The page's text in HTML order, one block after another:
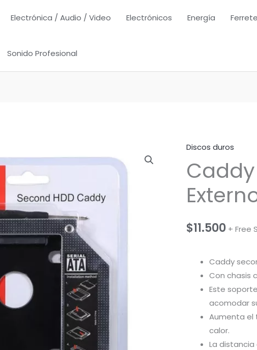
Electrónica / Audio / Video Electrónicos Energía
Sonido Profesional
Discos duros
$11.500 + Free
Caddy
Con chasis
Este
acomodar
Aumenta el
calor.
La